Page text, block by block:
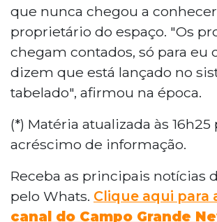
que nunca chegou a
proprietário do espaço. "Os
chegam contados, só para eu
dizem que está lançado no
tabelado", afirmou na época.
(*) Matéria atualizada às 16h25
acréscimo de informação.
Receba as principais notícias
pelo Whats. Clique aqui para
canal do Campo Grande